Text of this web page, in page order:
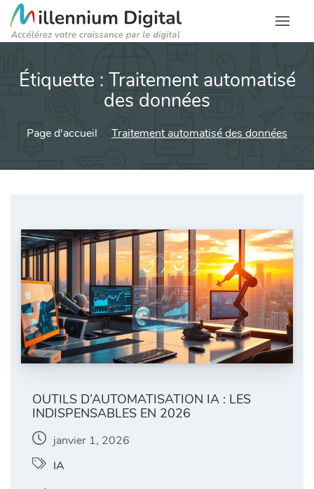
Étiquette : Traitement automatisé
des données
Page d'accueil Traitement automatisé des données
OUTILS D’AUTOMATISATION IA : LES
INDISPENSABLES EN 2026
janvier 1, 2026
IA